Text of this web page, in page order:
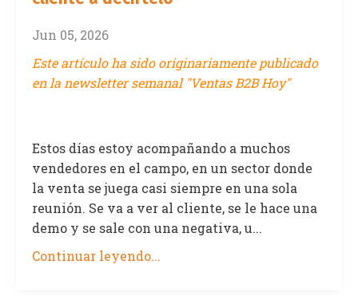
Jun 05, 2026
Este artículo ha sido originariamente publicado
en la newsletter semanal "Ventas B2B Hoy"
Estos días estoy acompañando a muchos
vendedores en el campo, en un sector donde
la venta se juega casi siempre en una sola
reunión. Se va a ver al cliente, se le hace una
demo y se sale con una negativa, u...
Continuar leyendo...